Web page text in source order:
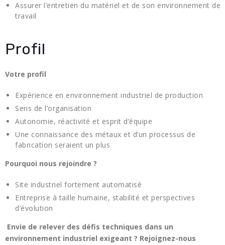
Assurer l’entretien du matériel et de son environnement de
travail
Profil
Votre profil
Expérience en environnement industriel de production
Sens de l’organisation
Autonomie, réactivité et esprit d’équipe
Une connaissance des métaux et d’un processus de
fabrication seraient un plus
Pourquoi nous rejoindre ?
Site industriel fortement automatisé
Entreprise à taille humaine, stabilité et perspectives
d’évolution
Envie de relever des défis techniques dans un
environnement industriel exigeant ? Rejoignez-nous